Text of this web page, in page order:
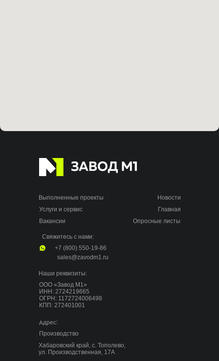
Адрес:
Вакансии
Выполненные проекты
Услуги и сервис
Опросные листы
Новости
Главная
Свяжитесь с нами:
Наши реквизиты:
Производство
Хабаровский край, с. Тополево,
ул. Производственная, 17А
sales@zavodm1.ru
+7 (800) 550-19-86
ООО «Завод М1»
ИНН: 2724219665
ОГРН: 1172724006498
КПП: 272401001